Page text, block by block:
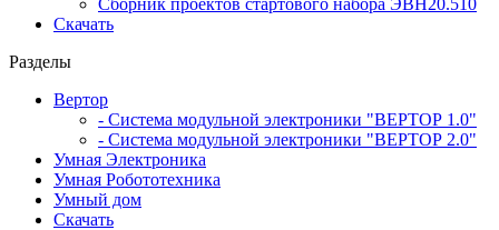
Сборник проектов стартового набора ЭВН20.510
Скачать
Разделы
Вертор
- Система модульной электроники "ВЕРТОР 1.0"
- Система модульной электроники "ВЕРТОР 2.0"
Умная Электроника
Умная Робототехника
Умный дом
Скачать